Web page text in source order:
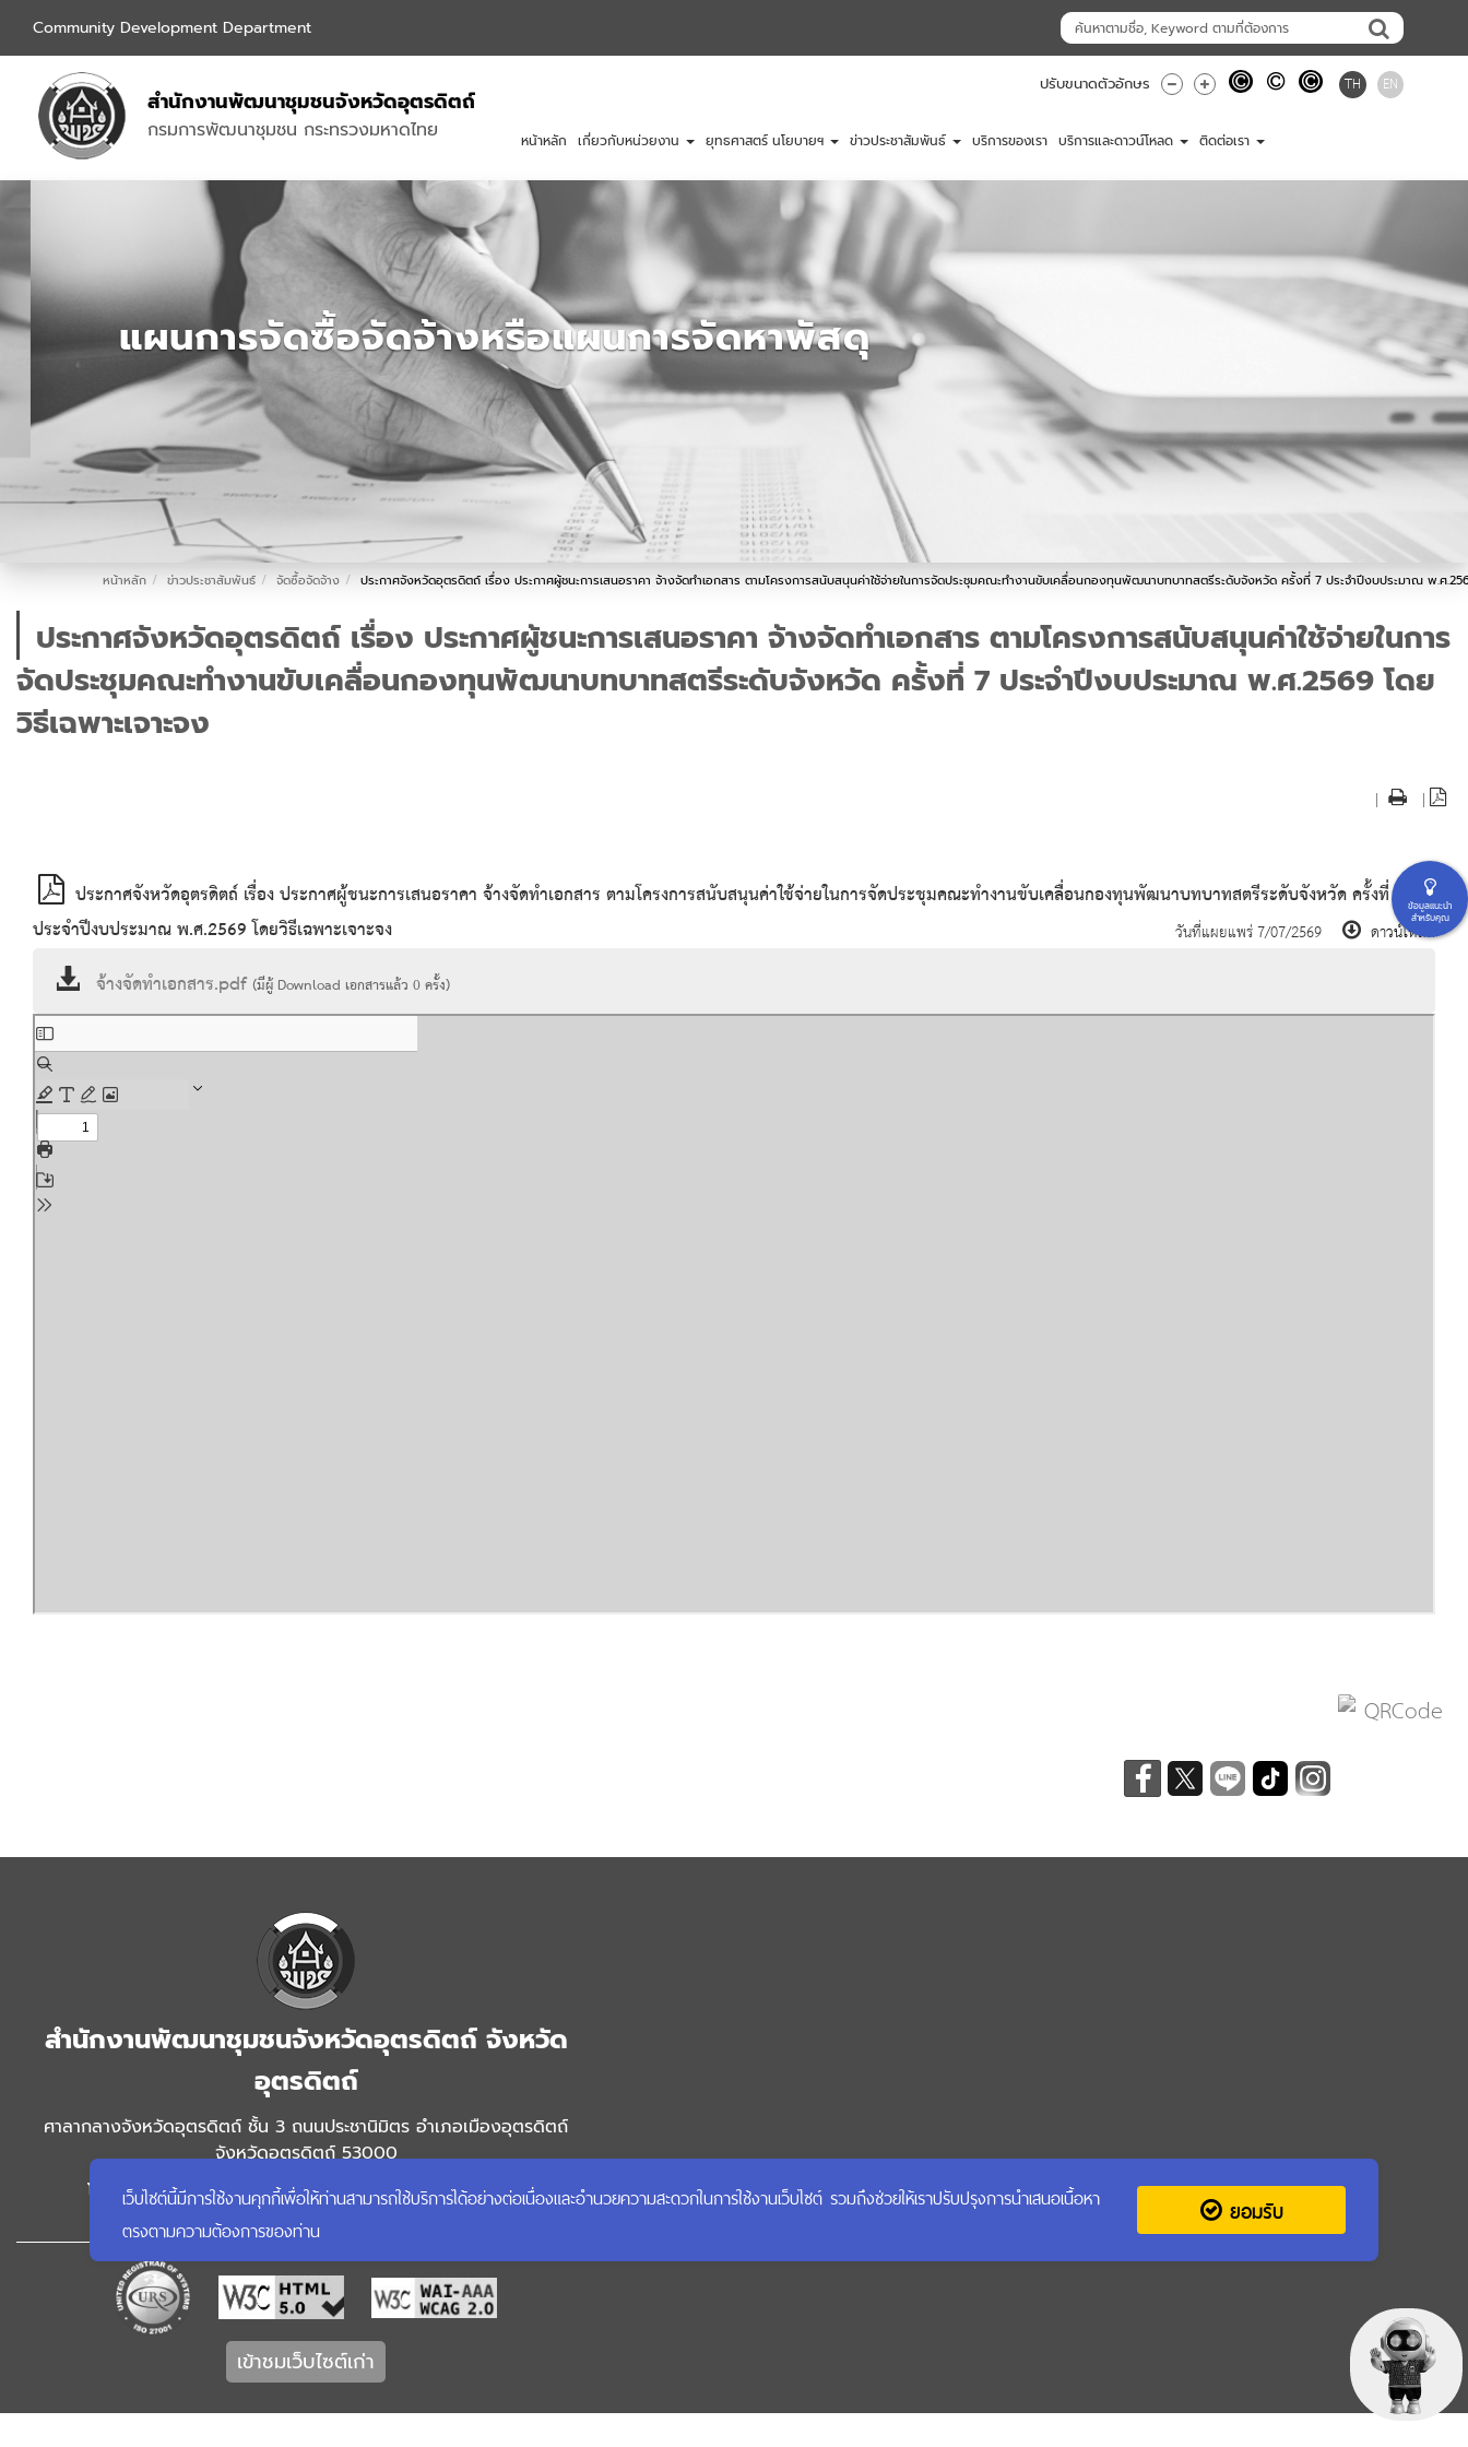
Community Development Department
สำนักงานพัฒนาชุมชนจังหวัดอุตรดิตถ์
กรมการพัฒนาชุมชน กระทรวงมหาดไทย
ปรับขนาดตัวอักษร TH EN
หน้าหลัก เกี่ยวกับหน่วยงาน ยุทธศาสตร์ นโยบายฯ ข่าวประชาสัมพันธ์ บริการของเรา บริการและดาวน์โหลด ติดต่อเรา
แผนการจัดซื้อจัดจ้างหรือแผนการจัดหาพัสดุ
หน้าหลัก ข่าวประชาสัมพันธ์ จัดซื้อจัดจ้าง ประกาศจังหวัดอุตรดิตถ์ เรื่อง ประกาศผู้ชนะการเสนอราคา จ้างจัดทำเอกสาร ตามโครงการสนับสนุนค่าใช้จ่ายในการจัดประชุมคณะทำงานขับเคลื่อนกองทุนพัฒนาบทบาทสตรีระดับจังหวัด ครั้งที่ 7 ประจำปีงบประมาณ พ.ศ
ประกาศจังหวัดอุตรดิตถ์ เรื่อง ประกาศผู้ชนะการเสนอราคา จ้างจัดทำเอกสาร ตามโครงการสนับสนุนค่าใช้จ่ายในการ
จัดประชุมคณะทำงานขับเคลื่อนกองทุนพัฒนาบทบาทสตรีระดับจังหวัด ครั้งที่ 7 ประจำปีงบประมาณ พ.ศ.2569 โดย
วิธีเฉพาะเจาะจง
| |
ประกาศจังหวัดอุตรดิตถ์ เรื่อง ประกาศผู้ชนะการเสนอราคา จ้างจัดทำเอกสาร ตามโครงการสนับสนุนค่าใช้จ่ายในการจัดประชุมคณะทำงานขับเคลื่อนกองทุนพัฒนาบทบาทสตรีระดับจังหวัด ครั้งที่ 7
ประจำปีงบประมาณ พ.ศ.2569 โดยวิธีเฉพาะเจาะจง
วันที่แผยแพร่ 7/07/2569 ดาวน์โหลด
จ้างจัดทำเอกสาร.pdf(มีผู้ Download เอกสารแล้ว 0ครั้ง)
สำนักงานพัฒนาชุมชนจังหวัดอุตรดิตถ์ จังหวัด
อุตรดิตถ์
ศาลากลางจังหวัดอุตรดิตถ์ ชั้น 3 ถนนประชานิมิตร อำเภอเมืองอุตรดิตถ์
จังหวัดอุตรดิตถ์ 53000
โทรศัพท์ 0-5541-1686 โทรสาร 0-5541-1686 ต่อ 18 อีเมล
ruttaradit@cdd.mail.go.th
เข้าชมเว็บไซต์เก่า
ข้อมูลแนะนำ
สำหรับคุณ
เว็บไซต์นี้มีการใช้งานคุกกี้เพื่อให้ท่านสามารถใช้บริการได้อย่างต่อเนื่องและอำนวยความสะดวกในการใช้งานเว็บไซต์ รวมถึงช่วยให้เราปรับปรุงการนำเสนอเนื้อหา
ตรงตามความต้องการของท่าน
ยอมรับ